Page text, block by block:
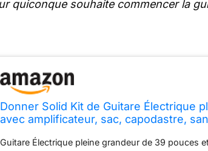
quiconque souhaite commencer la
Donner Solid Kit de Guitare Électrique
avec amplificateur, sac, capodastre,
Guitare Électrique pleine grandeur de 39 pouces